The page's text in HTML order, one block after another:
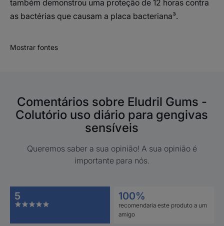
também demonstrou uma proteção de 12 horas contra
as bactérias que causam a placa bacteriana³.
Mostrar fontes
Comentários sobre Eludril Gums -
Colutório uso diário para gengivas
sensíveis
Queremos saber a sua opinião! A sua opinião é
importante para nós.
5 100%
recomendaria este produto a um
amigo